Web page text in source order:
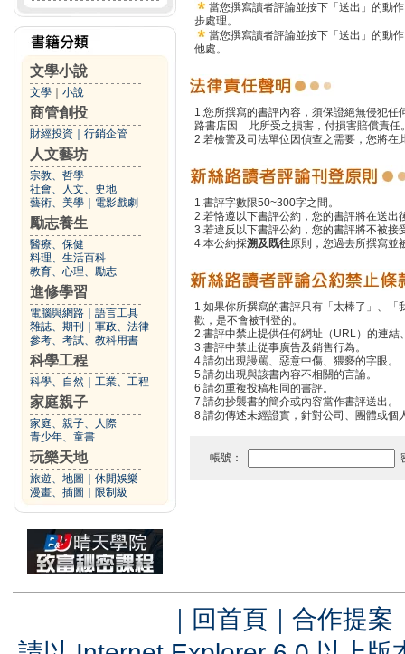
文學小說
文學 小說
商管創投
財經投資 行銷企管
人文藝坊
宗教、哲學
社會、人文、史地
藝術、美學
電影戲劇
勵志養生
醫療、保健
料理、生活百科
教育、心理、勵志
進修學習
電腦與網路
語言工具
雜誌、期刊
軍政、法律
參考、考試、教科用書
科學工程
科學、自然 工業、工程
家庭親子
家庭、親子、人際
青少年、童書
玩樂天地
旅遊、地圖
休閒娛樂
漫畫、插圖
限制級
當您撰寫讀者評論並按下「送出」的動
步處理。
當您撰寫讀者評論並按下「送出」的動
他處。
1.您所撰寫的書評內容，須保證絕無侵犯
路書店因 此所受之損害，付損害賠償責任
2.若檢警及司法單位因偵查之需要，您將
1.書評字數限50~300字之間。
2.若恪遵以下書評公約，您的書評將在送
3.若違反以下書評公約，您的書評將不被接
4.本公約採溯及既往原則，您過去所撰寫並
1.如果你所撰寫的書評只有「太棒了」、
歡，是不會被刊登的。
2.書評中禁止提供任何網址（URL）的連結
3.書評中禁止從事廣告及銷售行為。
4.請勿出現謾罵、惡意中傷、猥褻的字眼。
5.請勿出現與該書內容不相關的言論。
6.請勿重複投稿相同的書評。
7.請勿抄襲書的簡介或內容當作書評送出。
8.請勿傳述未經證實，針對公司、團體或個
帳號：
｜ 回首頁 ｜ 合作提案